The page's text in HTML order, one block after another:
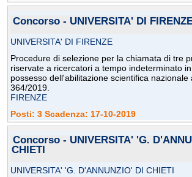
Concorso - UNIVERSITA' DI
UNIVERSITA' DI FIRENZE
Procedure di selezione per la chiamata di tre
riservate a ricercatori a tempo indeterminato
possesso dell'abilitazione scientifica nazionale
364/2019.
FIRENZE
Posti: 3 Scadenza: 17-10-2019
Concorso - UNIVERSITA' 'G.
CHIETI
UNIVERSITA' 'G. D'ANNUNZIO' DI CHIETI